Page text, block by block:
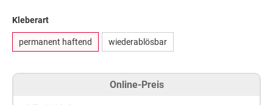
Kleberart
permanent haftend wiederablösbar
Online-Preis